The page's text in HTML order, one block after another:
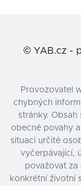
© YAB.cz -
Provozovatel
chybných
stránky.
obecné povahy
situaci určité
vyčerpávající,
považovat za
konkrétní životní